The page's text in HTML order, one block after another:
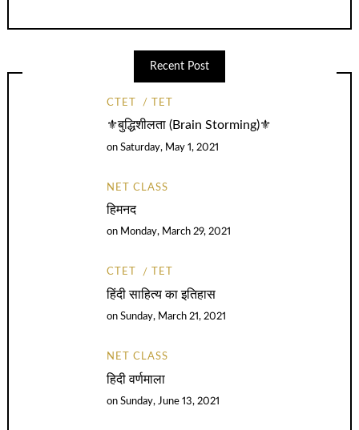
Recent Post
CTET TET
⚜️बुद्धिशीलता (Brain Storming)⚜️
onSaturday, May 1, 2021
NET CLASS
हिमनद
on Monday, March 29, 2021
CTET TET
हिंदी साहित्य का इतिहास
onSunday, March 21, 2021
NET CLASS
हिदी वर्णमाला
onSunday, June 13, 2021